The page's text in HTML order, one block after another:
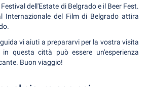
dell'Estate di Belgrado e il Beer Fest.
Internazionale del Film di Belgrado attira
vi aiuti a prepararvi per la vostra visita
questa città può essere un'esperienza
Buon viaggio!